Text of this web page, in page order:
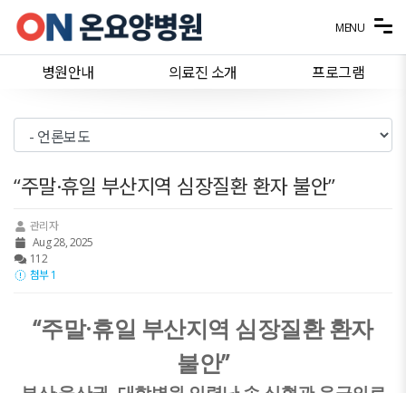
메뉴 건너뛰기
병원안내 의료진 소개 프로그램
MENU
“주말·휴일 부산지역 심장질환 환자 불안”
관리자
Aug 28, 2025
112
첨부 1
“주말·휴일 부산지역 심장질환 환자
불안”